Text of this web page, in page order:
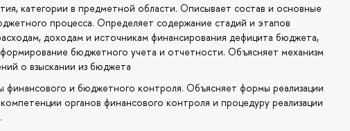
категории в предметной области. Описывает состав и основные
процесса. Определяет содержание стадий и этапов
доходам и источникам финансирования дефицита бюджета,
бюджетного учета и отчетности. Объясняет механизм
о взыскании из бюджета
и бюджетного контроля. Объясняет формы реализации
органов финансового контроля и процедуру реализации